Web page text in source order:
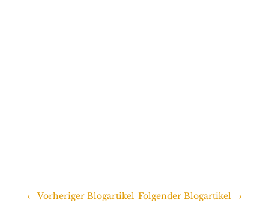
←Vorheriger Blogartikel Folgender Blogartikel →